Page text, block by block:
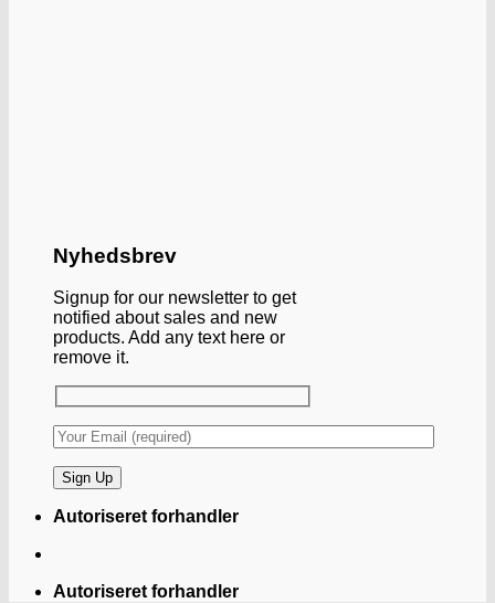
Nyhedsbrev
Signup for our newsletter to get
notified about sales and new
products. Add any text here or
remove it.
Autoriseret forhandler
Autoriseret forhandler